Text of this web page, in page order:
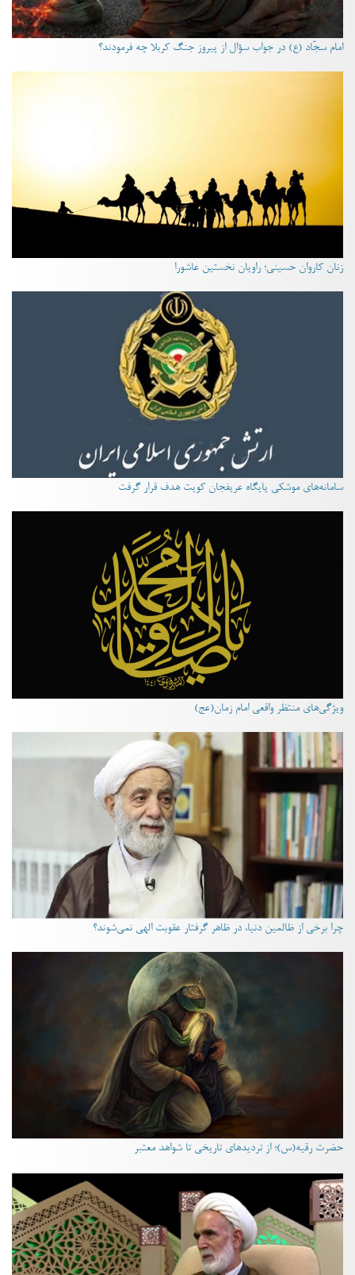
امام سجّاد (ع) در جواب سؤال از پیروز جنگ کربلا چه فرمودند؟
زنان کاروان حسینی؛ راویان نخستین عاشورا
سامانه‌های موشکی پایگاه عریفجان کویت هدف قرار گرفت
ویژگی‌های منتظر واقعی امام زمان(عج)
چرا برخی از ظالمین دنیا، در ظاهر گرفتار عقوبت الهی نمی‌شوند؟
حضرت رقیه(س)؛ از تردیدهای تاریخی تا شواهد معتبر